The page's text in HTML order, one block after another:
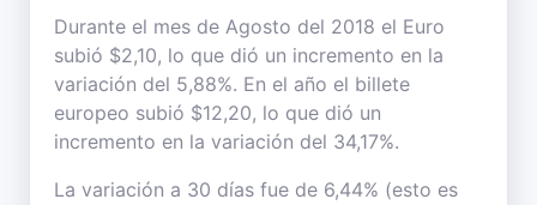
Durante el mes de Agosto del 2018 el Euro
subió $2,10, lo que dió un incremento en la
variación del 5,88%. En el año el billete
europeo subió $12,20, lo que dió un
incremento en la variación del 34,17%.
La variación a 30 días fue de 6,44% (esto es